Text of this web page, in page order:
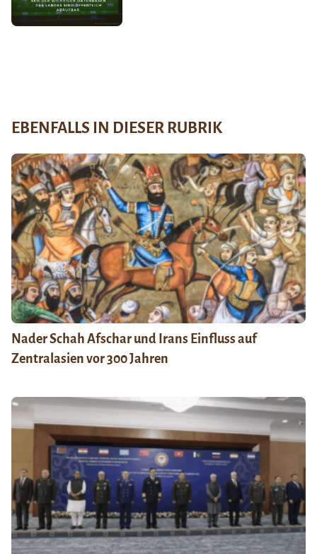
EBENFALLS IN DIESER RUBRIK
Nader Schah Afschar und Irans Einfluss auf
Zentralasien vor 300 Jahren